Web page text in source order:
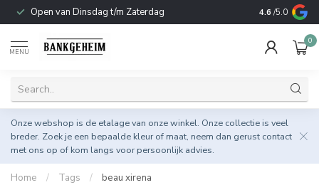
Open van Dinsdag t/m Zaterdag Duurzame &
4.6 /5.0
MENU
0
Onze webshop is de etalage van onze winkel. Onze collectie is veel
breder. Zoek je een bepaalde kleur of maat, neem dan gerust contact
met ons op of kom langs voor persoonlijk advies.
Home / Tags / beau xirena